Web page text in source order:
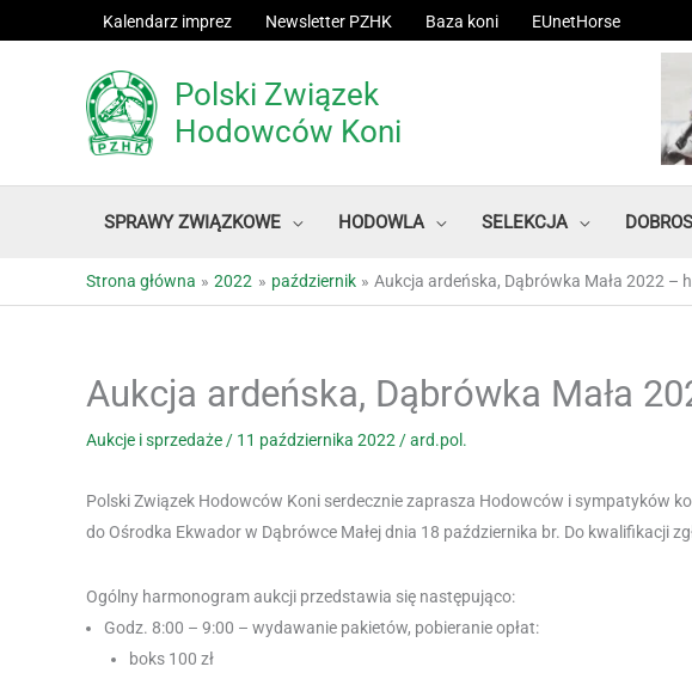
do
Kalendarz imprez Newsletter PZHK Baza koni EUnetHorse
Polski Związek
Hodowców Koni
SPRAWY ZWIĄZKOWE HODOWLA SELEKCJA
Strona główna 2022 październik Aukcja ardeńska, Dąbrówka Mała 2022 –
Aukcja ardeńska, Dąbrówka Mała
Aukcje i sprzedaże / 11 października 2022 /ard.pol.
Polski Związek Hodowców Koni serdecznie zaprasza Hodowców i sympatyków
do Ośrodka Ekwador w Dąbrówce Małej dnia 18 października br. Do kwalifikacji
Ogólny harmonogram aukcji przedstawia się następująco:
Godz. 8:00 – 9:00 – wydawanie pakietów, pobieranie opłat:
boks 100 zł